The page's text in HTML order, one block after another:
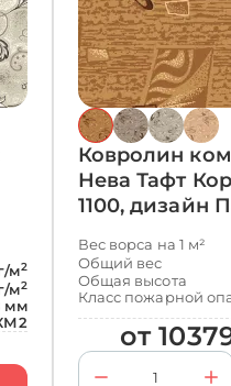
м2
м2
мм
Ковролин
Нева Тафт
1100, дизайн
Вес ворса на 1 м²
Общий вес
Общая высота
Класс пожарной
от